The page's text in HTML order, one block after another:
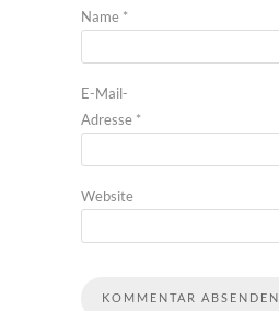
Name *
E-Mail-
Adresse *
Website